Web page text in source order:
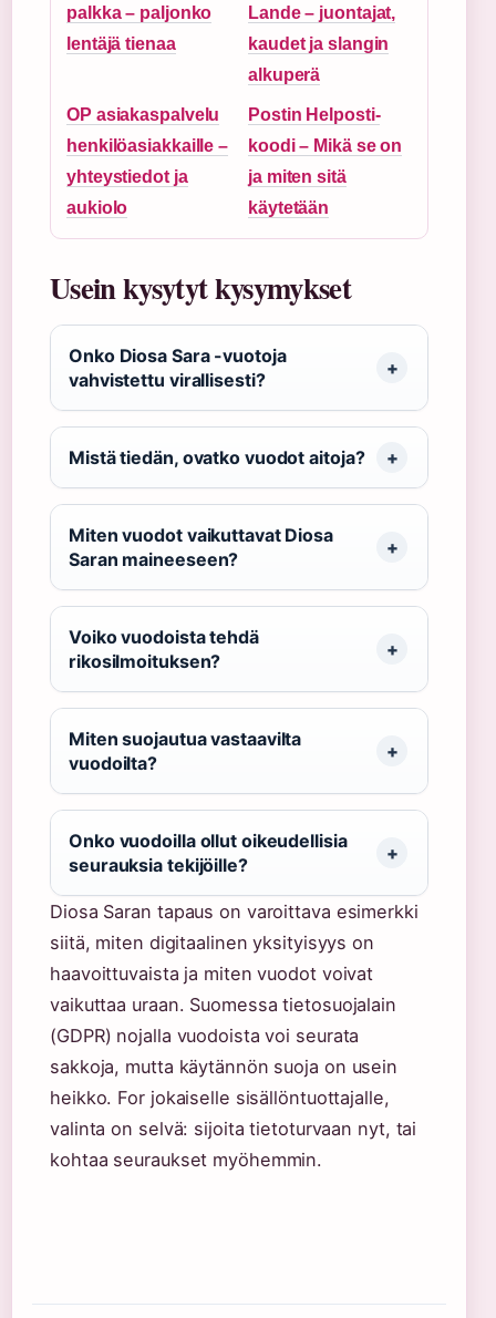
palkka – paljonko
lentäjä tienaa
Lande – juontajat,
kaudet ja slangin
alkuperä
OP asiakaspalvelu
henkilöasiakkaille –
yhteystiedot ja
aukiolo
Postin Helposti-
koodi – Mikä se on
ja miten sitä
käytetään
Usein kysytyt kysymykset
Onko Diosa Sara -vuotoja
vahvistettu virallisesti?
Mistä tiedän, ovatko vuodot aitoja?
Miten vuodot vaikuttavat Diosa
Saran maineeseen?
Voiko vuodoista tehdä
rikosilmoituksen?
Miten suojautua vastaavilta
vuodoilta?
Onko vuodoilla ollut oikeudellisia
seurauksia tekijöille?
Diosa Saran tapaus on varoittava esimerkki
siitä, miten digitaalinen yksityisyys on
haavoittuvaista ja miten vuodot voivat
vaikuttaa uraan. Suomessa tietosuojalain
(GDPR) nojalla vuodoista voi seurata
sakkoja, mutta käytännön suoja on usein
heikko. For jokaiselle sisällöntuottajalle,
valinta on selvä: sijoita tietoturvaan nyt, tai
kohtaa seuraukset myöhemmin.